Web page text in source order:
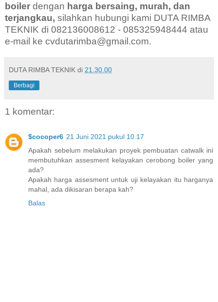
boiler dengan harga bersaing, murah, dan
terjangkau, silahkan hubungi kami DUTA RIMBA
TEKNIK di 082136008612 - 085325948444 atau
e-mail ke cvdutarimba@gmail.com.
DUTA RIMBA TEKNIK di 21.30.00
Berbagi
1 komentar:
$cocoper6 21 Juni 2021 pukul 10.17
Apakah sebelum melakukan proyek pembuatan catwalk ini
membutuhkan assesment kelayakan cerobong boiler yang
ada?
Apakah harga assesment untuk uji kelayakan itu harganya
mahal, ada dikisaran berapa kah?
Balas